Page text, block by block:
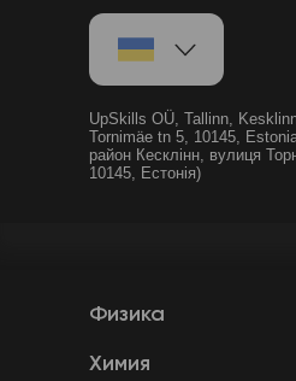
UpSkills OÜ, Tallinn,
Tornimäe tn 5, 10145,
район Кесклінн, вулиця
10145, Естонія)
Физика
Химия